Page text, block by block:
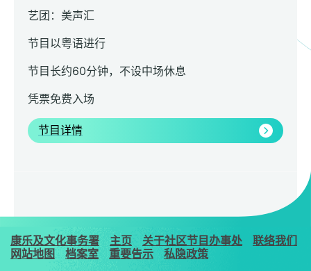
艺团：美声汇
节目以粤语进行
节目长约60分钟，不设中场休息
凭票免费入场
节目详情
康乐及文化事务署 主页 关于社区节目办事处
联络我们
网站地图
档案室 重要告示 私隐政策